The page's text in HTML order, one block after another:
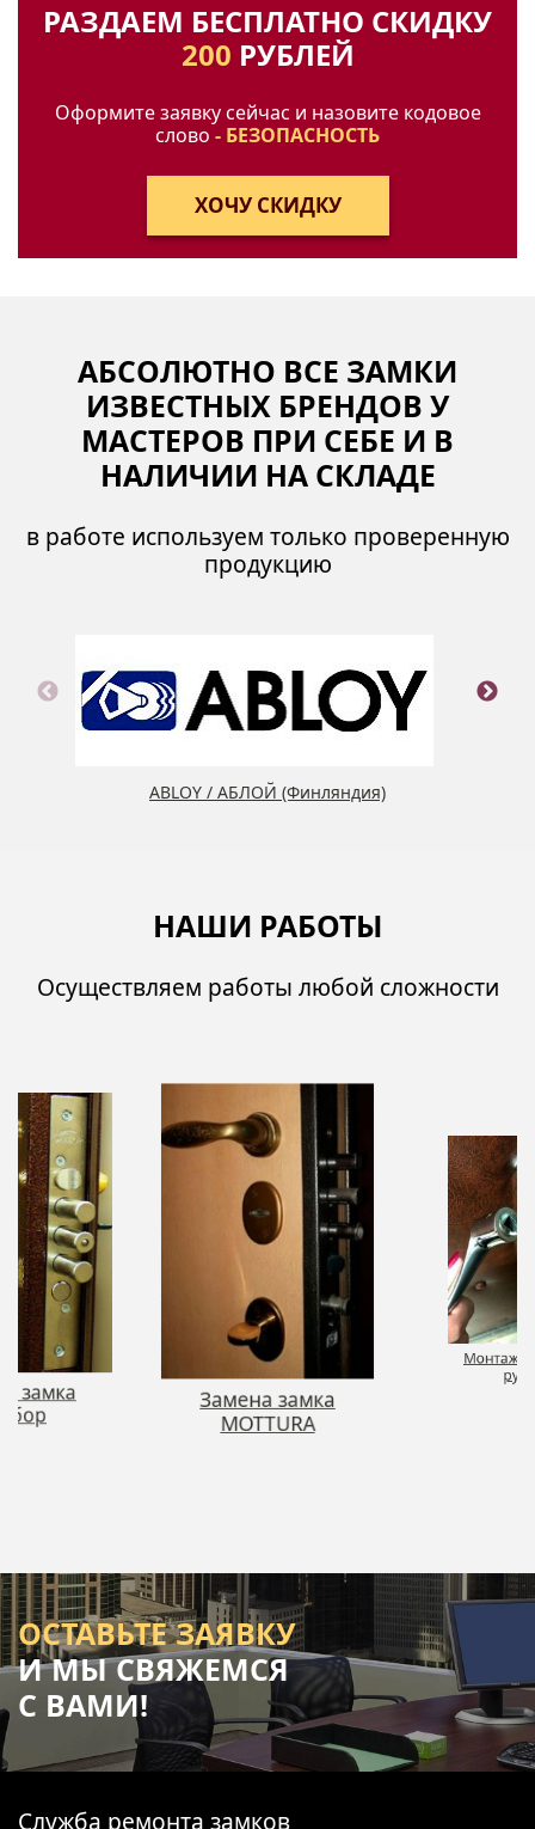
РАЗДАЕМ БЕСПЛАТНО СКИДКУ
200 РУБЛЕЙ
Оформите заявку сейчас и назовите кодовое
слово - БЕЗОПАСНОСТЬ
АБСОЛЮТНО ВСЕ ЗАМКИ
ИЗВЕСТНЫХ БРЕНДОВ У
МАСТЕРОВ ПРИ СЕБЕ И В
НАЛИЧИИ НА СКЛАДЕ
в работе используем только проверенную
продукцию
ABLOY / АБЛОЙ (Финляндия)
НАШИ РАБОТЫ
Осуществляем работы любой сложности
замка
Замена замка
Монтаж
ОСТАВЬТЕ ЗАЯВКУ
И МЫ СВЯЖЕМСЯ
С ВАМИ!
Служба ремонта замков